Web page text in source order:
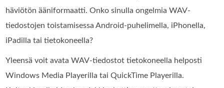
häviötön ääniformaatti. Onko sinulla ongelmia WAV-
tiedostojen toistamisessa Android-puhelimella, iPhonella,
iPadilla tai tietokoneella?
Yleensä voit avata WAV-tiedostot tietokoneella helposti
Windows Media Playerilla tai QuickTime Playerilla.